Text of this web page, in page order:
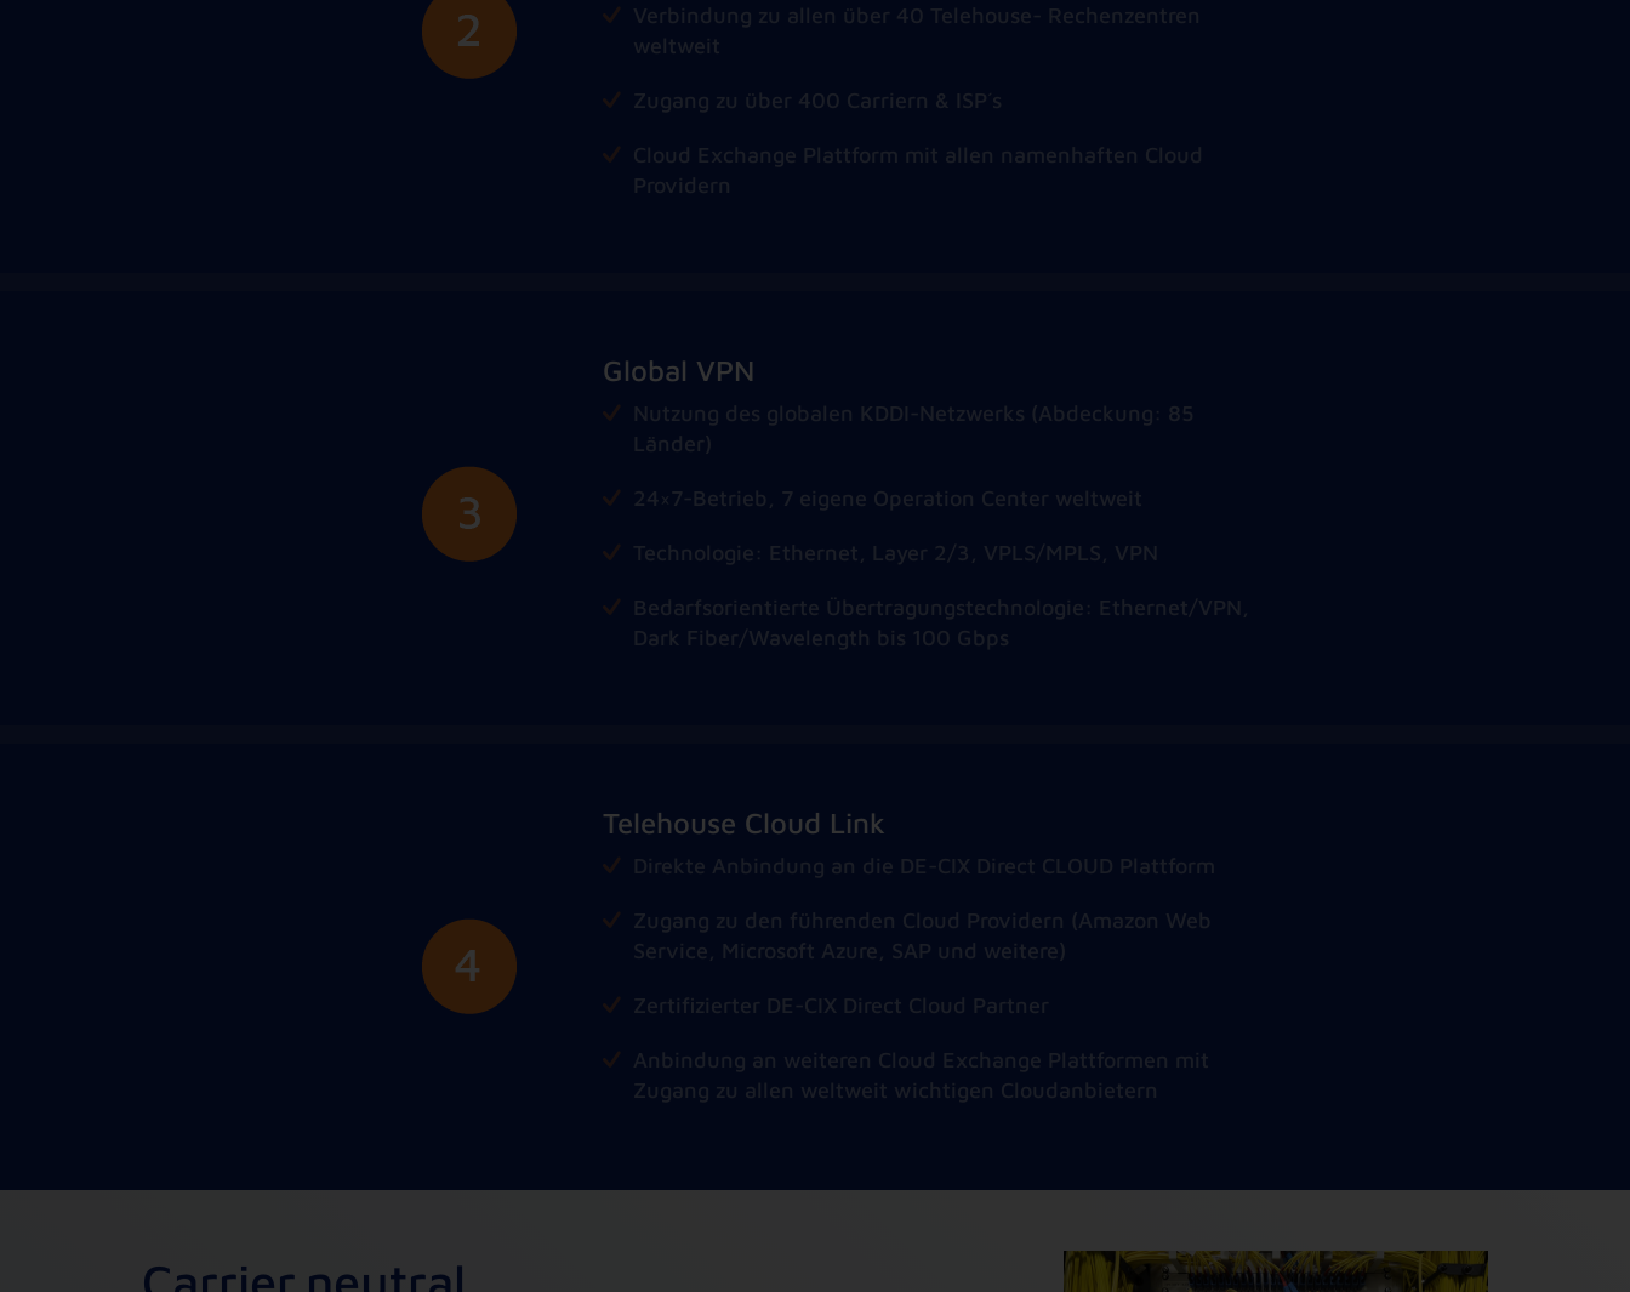
Verbindung zu allen über 40 Telehouse- Rechenzentren
weltweit
Zugang zu über 400 Carriern & ISP´s
Cloud Exchange Plattform mit allen namenhaften Cloud
Providern
Global VPN
Nutzung des globalen KDDI-Netzwerks (Abdeckung: 85
Länder)
24×7-Betrieb, 7 eigene Operation Center weltweit
Technologie: Ethernet, Layer 2/3, VPLS/MPLS, VPN
Bedarfsorientierte Übertragungstechnologie: Ethernet/VPN,
Dark Fiber/Wavelength bis 100 Gbps
Telehouse Cloud Link
Direkte Anbindung an die DE-CIX Direct CLOUD Plattform
Zugang zu den führenden Cloud Providern (Amazon Web
Service, Microsoft Azure, SAP und weitere)
Zertifizierter DE-CIX Direct Cloud Partner
Anbindung an weiteren Cloud Exchange Plattformen mit
Zugang zu allen weltweit wichtigen Cloudanbietern
Carrier neutral